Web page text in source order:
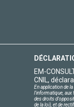
EM-
CNIL,
En application de la
l'informatique, aux
des droits
de la loi), et de